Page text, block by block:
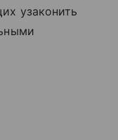
узаконить